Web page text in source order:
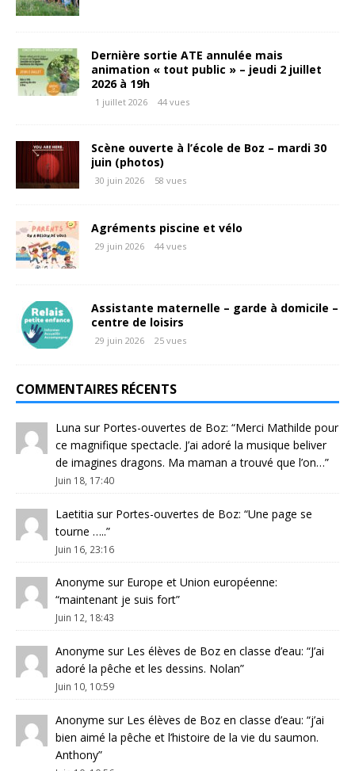
Dernière sortie ATE annulée mais
animation « tout public » – jeudi 2 juillet
2026 à 19h
1 juillet 2026 44 vues
Scène ouverte à l’école de Boz – mardi 30
juin (photos)
30 juin 2026 58 vues
Agréments piscine et vélo
29 juin 2026 44 vues
Assistante maternelle – garde à domicile –
centre de loisirs
29 juin 2026 25 vues
COMMENTAIRES RÉCENTS
Luna sur Portes-ouvertes de Boz: “Merci Mathilde pour
ce magnifique spectacle. J’ai adoré la musique beliver
de imagines dragons. Ma maman a trouvé que l’on…”
Juin 18, 17:40
Laetitia sur Portes-ouvertes de Boz: “Une page se
tourne …..”
Juin 16, 23:16
Anonyme sur Europe et Union européenne:
“maintenant je suis fort”
Juin 12, 18:43
Anonyme sur Les élèves de Boz en classe d’eau: “J’ai
adoré la pêche et les dessins. Nolan”
Juin 10, 10:59
Anonyme sur Les élèves de Boz en classe d’eau: “j’ai
bien aimé la pêche et l’histoire de la vie du saumon.
Anthony”